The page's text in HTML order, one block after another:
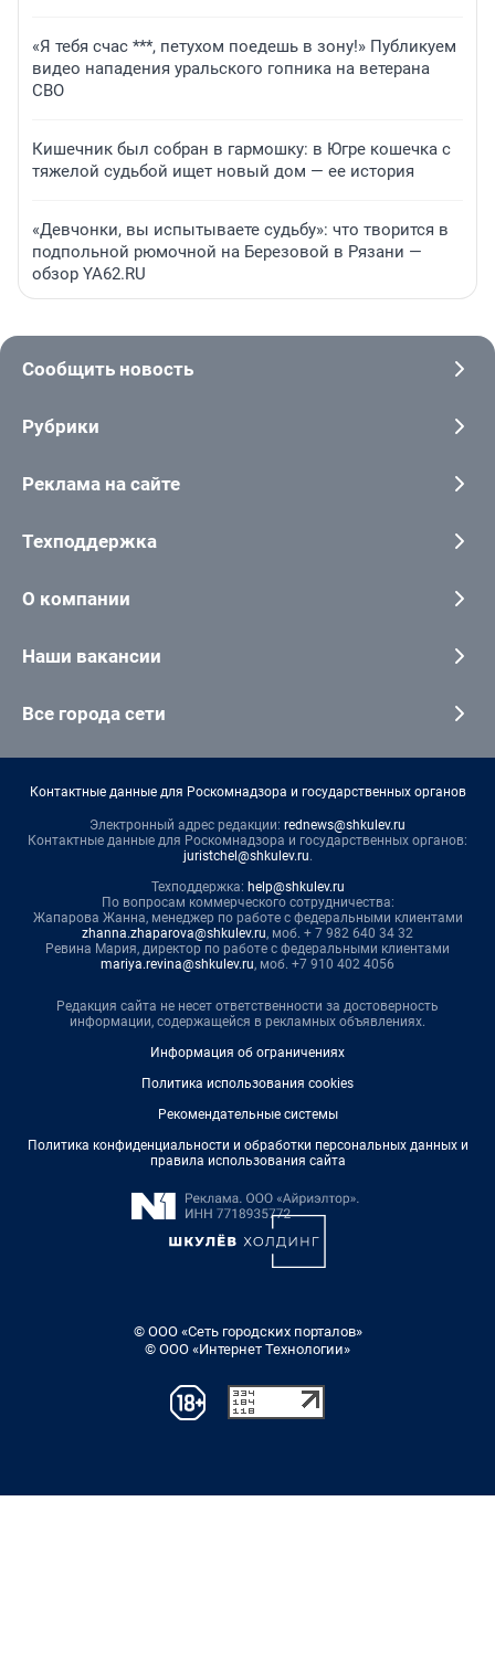
«Я тебя счас ***, петухом поедешь в зону!» Публикуем
видео нападения уральского гопника на ветерана
СВО
Кишечник был собран в гармошку: в Югре кошечка с
тяжелой судьбой ищет новый дом — ее история
«Девчонки, вы испытываете судьбу»: что творится в
подпольной рюмочной на Березовой в Рязани —
обзор YA62.RU
Сообщить новость
Рубрики
Реклама на сайте
Техподдержка
О компании
Наши вакансии
Все города сети
Контактные данные для Роскомнадзора и государственных органов
Электронный адрес редакции: rednews@shkulev.ru
Контактные данные для Роскомнадзора и государственных органов:
juristchel@shkulev.ru.
Техподдержка: help@shkulev.ru
По вопросам коммерческого сотрудничества:
Жапарова Жанна, менеджер по работе с федеральными клиентами
zhanna.zhaparova@shkulev.ru, моб. + 7 982 640 34 32
Ревина Мария, директор по работе с федеральными клиентами
mariya.revina@shkulev.ru, моб. +7 910 402 4056
Редакция сайта не несет ответственности за достоверность
информации, содержащейся в рекламных объявлениях.
Информация об ограничениях
Политика использования cookies
Рекомендательные системы
Политика конфиденциальности и обработки персональных данных и
правила использования сайта
© ООО «Сеть городских порталов»
© ООО «Интернет Технологии»